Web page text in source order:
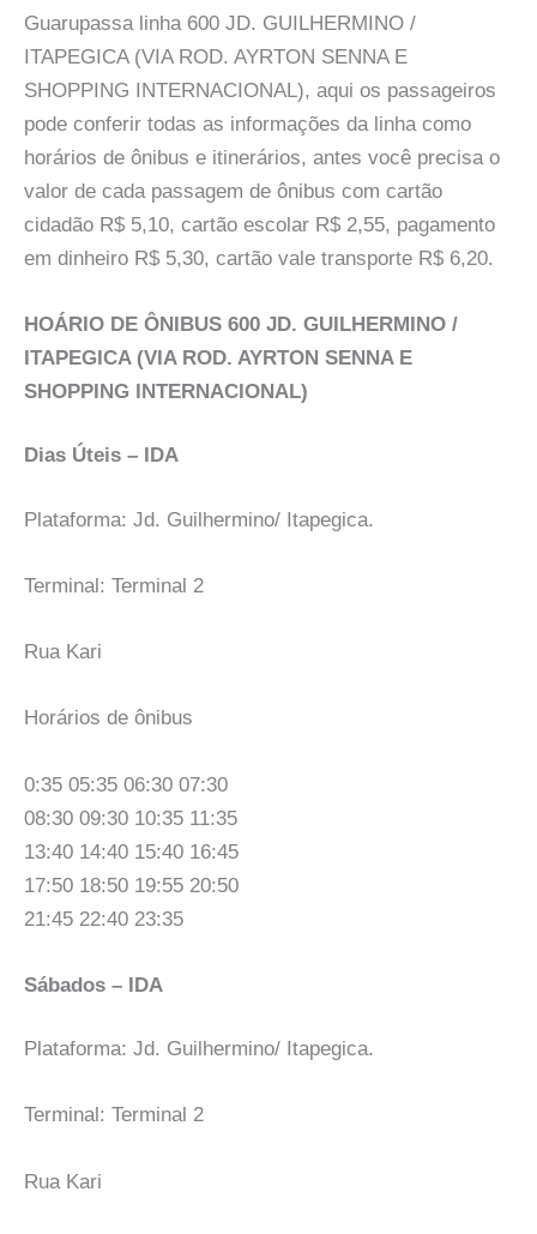
Guarupassa linha 600 JD. GUILHERMINO /
ITAPEGICA (VIA ROD. AYRTON SENNA E
SHOPPING INTERNACIONAL), aqui os passageiros
pode conferir todas as informações da linha como
horários de ônibus e itinerários, antes você precisa o
valor de cada passagem de ônibus com cartão
cidadão R$ 5,10, cartão escolar R$ 2,55, pagamento
em dinheiro R$ 5,30, cartão vale transporte R$ 6,20.
HOÁRIO DE ÔNIBUS 600 JD. GUILHERMINO /
ITAPEGICA (VIA ROD. AYRTON SENNA E
SHOPPING INTERNACIONAL)
Dias Úteis – IDA
Plataforma: Jd. Guilhermino/ Itapegica.
Terminal: Terminal 2
Rua Kari
Horários de ônibus
0:35 05:35 06:30 07:30
08:30 09:30 10:35 11:35
13:40 14:40 15:40 16:45
17:50 18:50 19:55 20:50
21:45 22:40 23:35
Sábados – IDA
Plataforma: Jd. Guilhermino/ Itapegica.
Terminal: Terminal 2
Rua Kari